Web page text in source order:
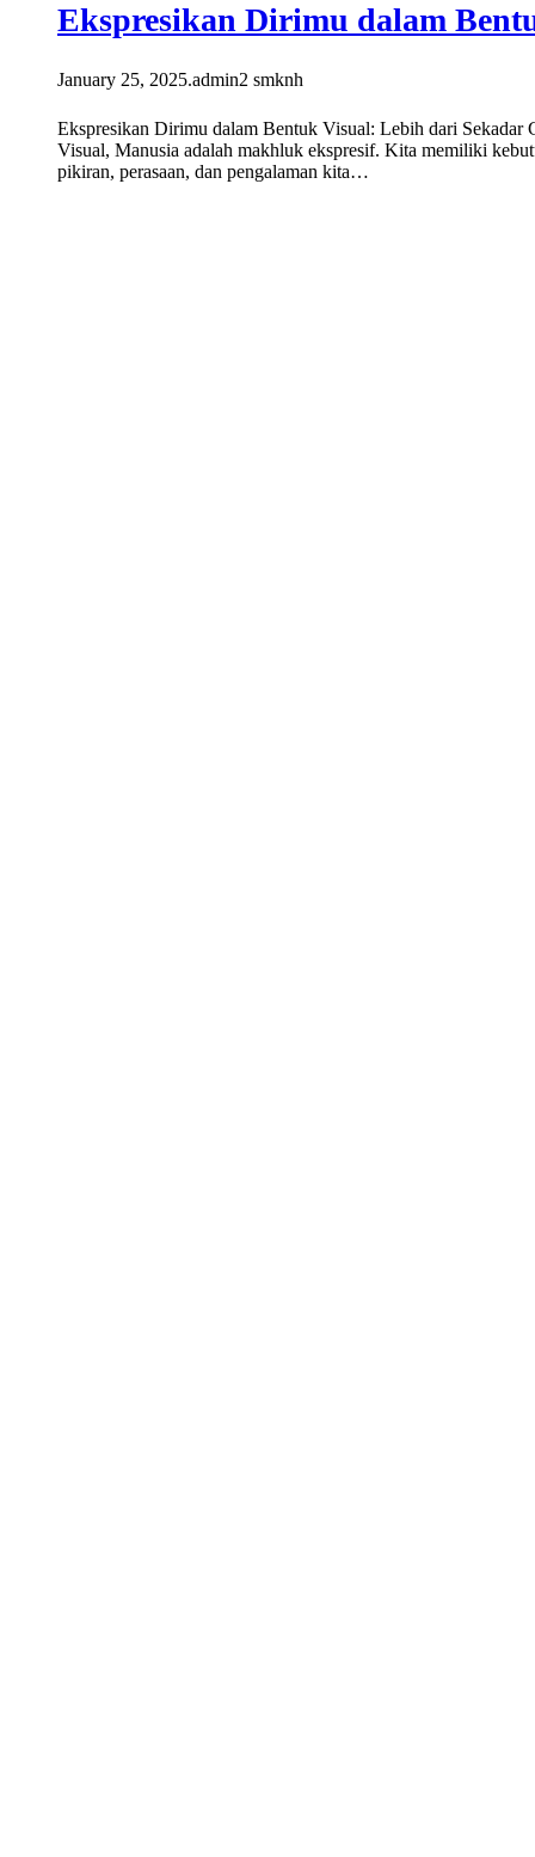
Ekspresikan Dirimu dalam
January 25, 2025.admin2 smknh
Ekspresikan Dirimu dalam Bentuk Visual: Lebih dari Sekadar
Visual, Manusia adalah makhluk ekspresif. Kita memiliki
pikiran, perasaan, dan pengalaman kita…